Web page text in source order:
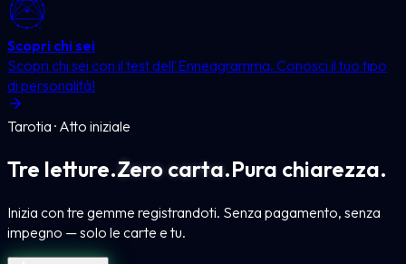
Scopri chi sei
Scopri chi sei con il test dell'Enneagramma. Conosci il tuo tipo
di personalità!
Tarotia · Atto iniziale
Tre letture.Zero carta.Pura chiarezza.
Inizia con tre gemme registrandoti. Senza pagamento, senza
impegno — solo le carte e tu.